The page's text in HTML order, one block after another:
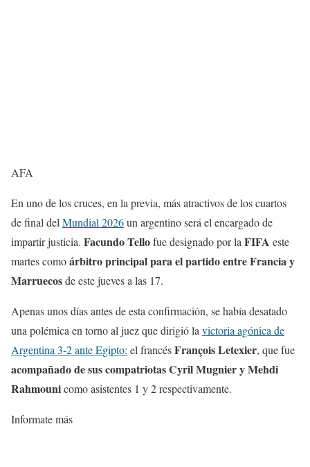
AFA
En uno de los cruces, en la previa, más atractivos de los cuartos
de final del Mundial 2026un argentino será el encargado de
impartir justicia. Facundo Tellofue designado por la FIFA este
martes comoárbitro principal para el partido entre Francia y
Marruecosde este jueves a las 17.
Apenas unos días antes de esta confirmación, se había desatado
una polémica en torno al juez que dirigió la victoria agónica de
Argentina 3-2 ante Egipto: el francésFrançois Letexier, que fue
acompañado de sus compatriotas Cyril Mugnier y Mehdi
Rahmounicomo asistentes 1 y 2 respectivamente.
Informate más